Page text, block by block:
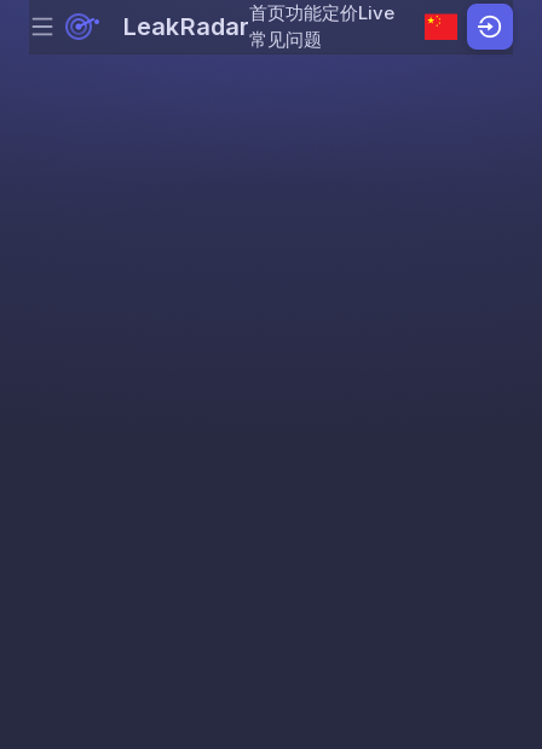
Skip to content
Menu LeakRadar首页功能定价Live
常见问题